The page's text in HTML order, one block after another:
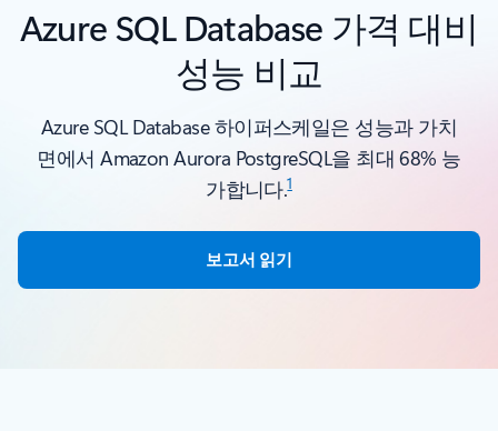
Azure SQL Database 가격 대비
성능 비교
Azure SQL Database 하이퍼스케일은 성능과 가치
면에서 Amazon Aurora PostgreSQL을 최대 68% 능
가합니다.1
보고서 읽기